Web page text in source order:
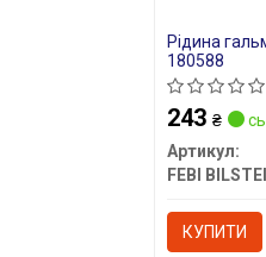
Рідина
180588
243 ₴
Артикул:
FEBI
КУПИТИ